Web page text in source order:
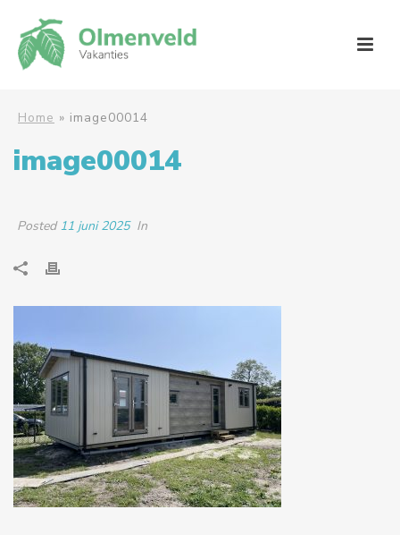
Home » image00014
image00014
Posted11 juni 2025 In